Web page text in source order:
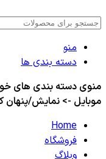
منو
دسته بندی ها
منوی دسته بندی های
موبایل -> نمایش/پنهان
Home
فروشگاه
وبلاگ